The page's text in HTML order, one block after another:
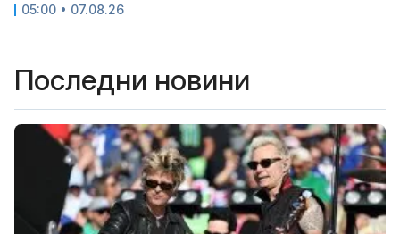
05:00 • 07.08.26
Последни новини